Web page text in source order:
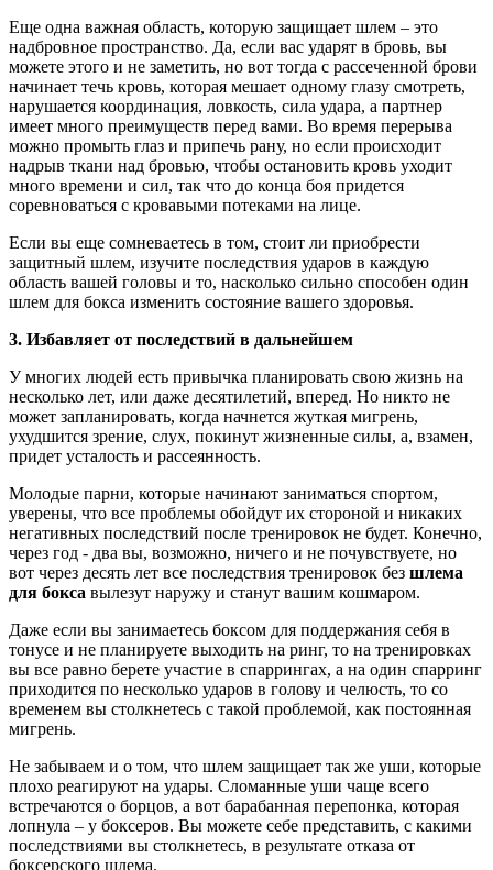
Еще одна важная область, которую защищает шлем – это
надбровное пространство. Да, если вас ударят в бровь, вы
можете этого и не заметить, но вот тогда с рассеченной брови
начинает течь кровь, которая мешает одному глазу смотреть,
нарушается координация, ловкость, сила удара, а партнер
имеет много преимуществ перед вами. Во время перерыва
можно промыть глаз и припечь рану, но если происходит
надрыв ткани над бровью, чтобы остановить кровь уходит
много времени и сил, так что до конца боя придется
соревноваться с кровавыми потеками на лице.
Если вы еще сомневаетесь в том, стоит ли приобрести
защитный шлем, изучите последствия ударов в каждую
область вашей головы и то, насколько сильно способен один
шлем для бокса изменить состояние вашего здоровья.
3. Избавляет от последствий в дальнейшем
У многих людей есть привычка планировать свою жизнь на
несколько лет, или даже десятилетий, вперед. Но никто не
может запланировать, когда начнется жуткая мигрень,
ухудшится зрение, слух, покинут жизненные силы, а, взамен,
придет усталость и рассеянность.
Молодые парни, которые начинают заниматься спортом,
уверены, что все проблемы обойдут их стороной и никаких
негативных последствий после тренировок не будет. Конечно,
через год - два вы, возможно, ничего и не почувствуете, но
вот через десять лет все последствия тренировок без шлема
для бокса вылезут наружу и станут вашим кошмаром.
Даже если вы занимаетесь боксом для поддержания себя в
тонусе и не планируете выходить на ринг, то на тренировках
вы все равно берете участие в спаррингах, а на один спарринг
приходится по несколько ударов в голову и челюсть, то со
временем вы столкнетесь с такой проблемой, как постоянная
мигрень.
Не забываем и о том, что шлем защищает так же уши, которые
плохо реагируют на удары. Сломанные уши чаще всего
встречаются о борцов, а вот барабанная перепонка, которая
лопнула – у боксеров. Вы можете себе представить, с какими
последствиями вы столкнетесь, в результате отказа от
боксерского шлема.